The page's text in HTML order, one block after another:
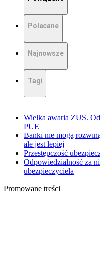
Polecane
Najnowsze
Tagi
Wielka awaria ZUS. Od
PUE
Banki nie mogą
ale jest lepiej
Przestępczość
Odpowiedzialność za
ubezpieczyciela
Promowane treści